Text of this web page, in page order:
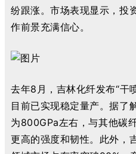
纷跟涨。市场表现显示，投
作前景充满信心。
去年8月， 吉林化纤发布“干
目前已实现稳定量产。据了
为800GPa左右，与其他碳
更高的强度和韧性。此外，